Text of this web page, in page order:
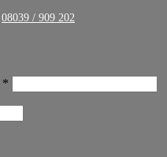
08039 / 909 202
*